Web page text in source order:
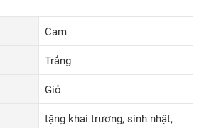
Cam
Trắng
Giỏ
tặng khai trương, sinh nhật,